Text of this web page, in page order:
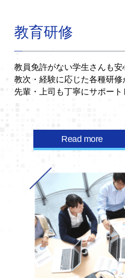
教育研修
教員免許がない学生さんも安
教次・経験に応じた各種研修
先輩・上司も丁寧にサポート
Read more